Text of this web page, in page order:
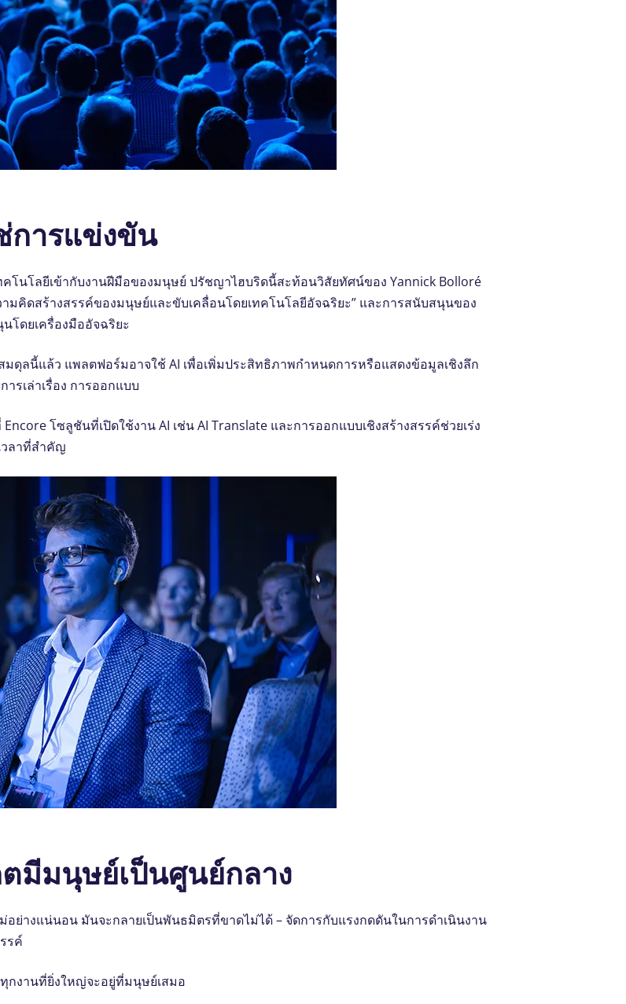
การแข่งขัน
โนโลยีเข้ากับงานฝีมือของมนุษย์ ปรัชญาไฮบริดนี้สะท้อนวิสัยทัศน์ของ Yannick Bolloré
คิดสร้างสรรค์ของมนุษย์และขับเคลื่อนโดยเทคโนโลยีอัจฉริยะ” และการสนับสนุนของ
โดยเครื่องมืออัจฉริยะ
ดุลนี้แล้ว แพลตฟอร์มอาจใช้ AI เพื่อเพิ่มประสิทธิภาพกําหนดการหรือแสดงข้อมูลเชิงลึก
รเล่าเรื่อง การออกแบบ
โซลูชันที่เปิดใช้งาน AI เช่น AI Translate และการออกแบบเชิงสร้างสรรค์ช่วยเร่ง
วลาที่สําคัญ
มีมนุษย์เป็นศูนย์กลาง
ย่างแน่นอน มันจะกลายเป็นพันธมิตรที่ขาดไม่ได้ – จัดการกับแรงกดดันในการดําเนินงาน
รค์
กงานที่ยิ่งใหญ่จะอยู่ที่มนุษย์เสมอ